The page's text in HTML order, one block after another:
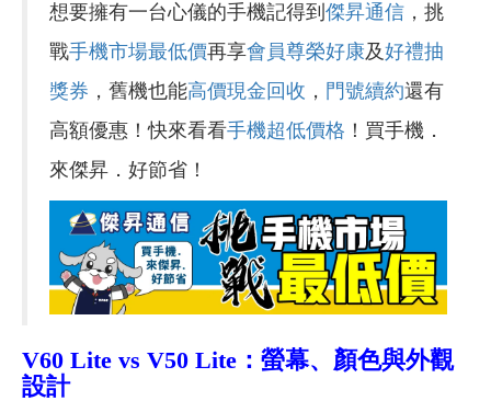
想要擁有一台心儀的手機記得到 傑昇通信 ，挑
戰手機市場最低價再享會員尊榮好康及好禮抽
獎券 ，舊機也能高價現金回收 ， 門號續約還有
高額優惠！快來看看手機超低價格 ！買手機．
來傑昇．好節省！
V60 Lite vs V50 Lite：螢幕、顏色與外觀
設計